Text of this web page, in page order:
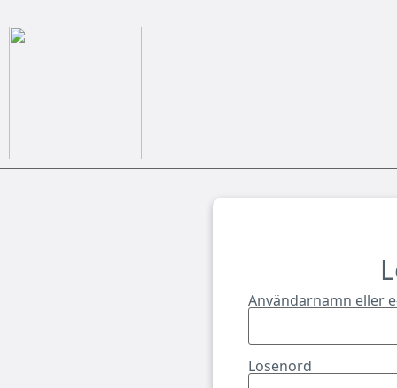
Användarnamn eller
Lösenord